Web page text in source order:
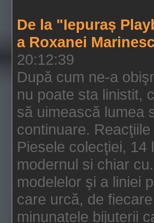
De la "Iepuraș
a Roxanei
20:12:39
După cum ne-a
nu poate sta linistit,
să uimească lumea
continuare.
Piesele colecţiei,
modernul si chiar
modelelor şi a liniei
care urcă, de
minunatele bijuterii